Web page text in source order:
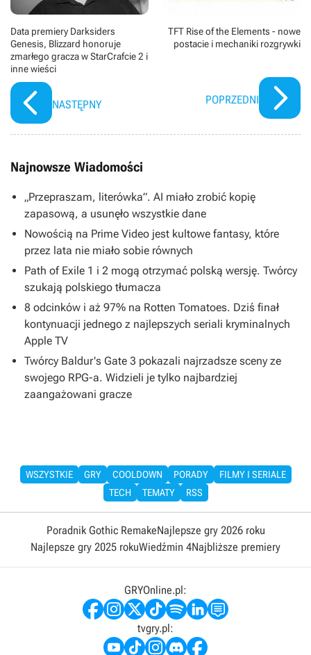
Data premiery Darksiders
Genesis, Blizzard honoruje
zmarłego gracza w StarCrafcie 2 i
inne wieści
NASTĘPNY
TFT Rise of the Elements - nowe
postacie i mechaniki rozgrywki
POPRZEDNI
Najnowsze Wiadomości
„Przepraszam, literówka”. AI miało zrobić kopię
zapasową, a usunęło wszystkie dane
Nowością na Prime Video jest kultowe fantasy, które
przez lata nie miało sobie równych
Path of Exile 1 i 2 mogą otrzymać polską wersję. Twórcy
szukają polskiego tłumacza
8 odcinków i aż 97% na Rotten Tomatoes. Dziś finał
kontynuacji jednego z najlepszych seriali kryminalnych
Apple TV
Twórcy Baldur's Gate 3 pokazali najrzadsze sceny ze
swojego RPG-a. Widzieli je tylko najbardziej
zaangażowani gracze
WSZYSTKIE GRY COOLDOWN PORADY
FILMY I SERIALE
TECH
TEMATY RSS
Poradnik Gothic RemakeNajlepsze gry 2026 roku
Najlepsze gry 2025 rokuWiedźmin 4Najbliższe premiery
GRYOnline.pl:
tvgry.pl: